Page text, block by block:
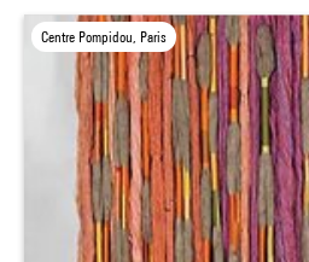
Centre Pompidou, Paris